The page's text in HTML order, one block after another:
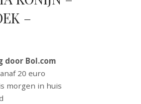
–
door Bol.com
20 euro
morgen in huis